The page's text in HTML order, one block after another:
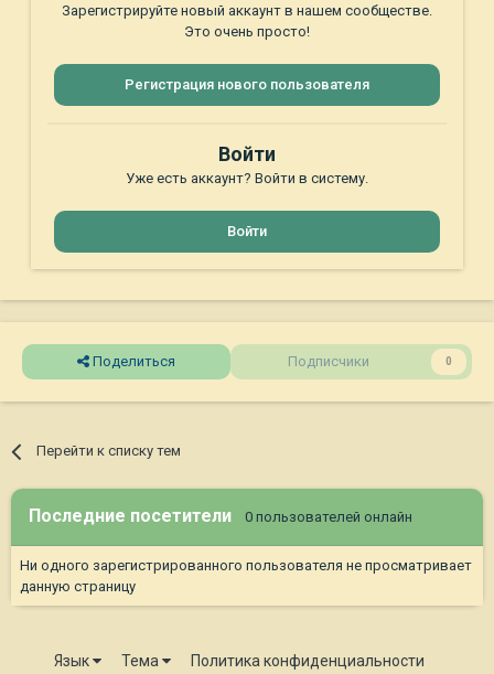
Зарегистрируйте новый аккаунт в нашем сообществе.
Это очень просто!
Регистрация нового пользователя
Войти
Уже есть аккаунт? Войти в систему.
Войти
Поделиться Подписчики 0
Перейти к списку тем
Последние посетители 0 пользователей онлайн
Ни одного зарегистрированного пользователя не просматривает
данную страницу
Язык Тема Политика конфиденциальности